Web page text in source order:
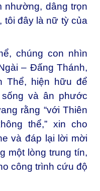
nhường, dâng trọn
tôi đây là nữ tỳ của
chúng con nhìn
– Đấng Thánh,
Thể, hiện hữu để
và ân phước
rằng “với Thiên
thể,” xin cho
và đáp lại lời mời
một lòng trung tín,
công trình cứu độ